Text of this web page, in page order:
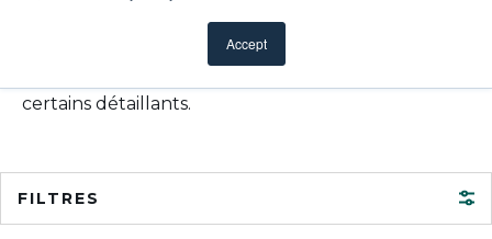
Accept
Trouvez les revendeurs et les distributeurs de
produits ODL les plus près de chez vous, ou
certains détaillants.
FILTRES